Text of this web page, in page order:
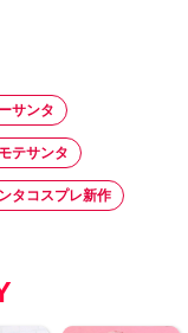
サンタ
テサンタ
タコスプレ新作